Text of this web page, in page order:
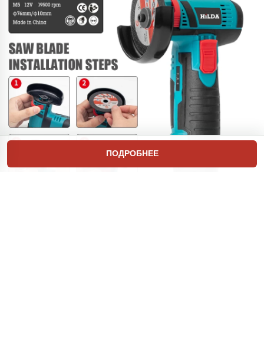
ПОДРОБНЕЕ